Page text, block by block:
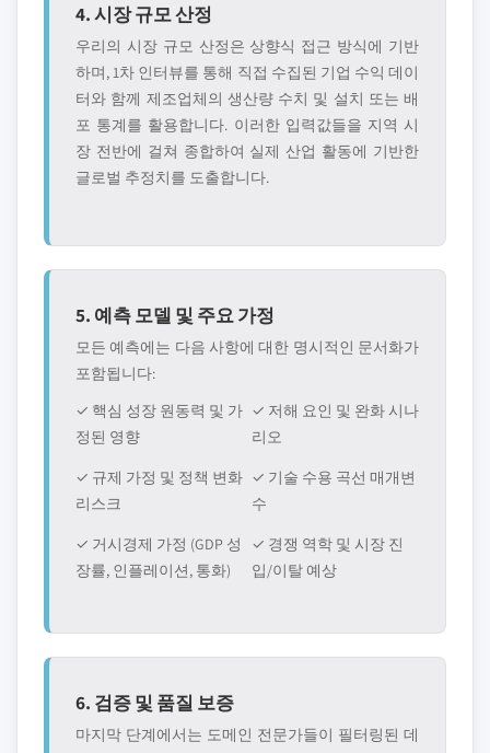
4. 시장 규모 산정
우리의 시장 규모 산정은 상향식 접근 방식에 기반
하며, 1차 인터뷰를 통해 직접 수집된 기업 수익 데이
터와 함께 제조업체의 생산량 수치 및 설치 또는 배
포 통계를 활용합니다. 이러한 입력값들을 지역 시
장 전반에 걸쳐 종합하여 실제 산업 활동에 기반한
글로벌 추정치를 도출합니다.
5. 예측 모델 및 주요 가정
모든 예측에는 다음 사항에 대한 명시적인 문서화가
포함됩니다:
✓ 핵심 성장 원동력 및 가
정된 영향
✓ 저해 요인 및 완화 시나
리오
✓ 규제 가정 및 정책 변화
리스크
✓ 기술 수용 곡선 매개변
수
✓ 거시경제 가정 (GDP 성
장률, 인플레이션, 통화)
✓ 경쟁 역학 및 시장 진
입/이탈 예상
6. 검증 및 품질 보증
마지막 단계에서는 도메인 전문가들이 필터링된 데